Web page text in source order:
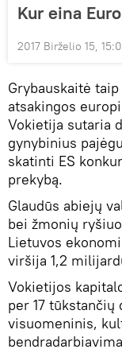
Kur eina
2017 Birželio 15,
Grybauskaitė
atsakingos
Vokietija sutaria
gynybinius
skatinti ES
prekybą.
Glaudūs abiejų
bei žmonių
Lietuvos
viršija 1,2
Vokietijos
per 17
visuomeninis,